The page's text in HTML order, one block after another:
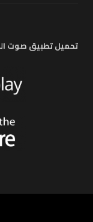
تحميل تطبيق صوت